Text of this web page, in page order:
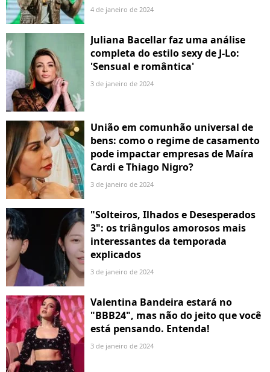
4 de janeiro de 2024
Juliana Bacellar faz uma análise
completa do estilo sexy de J-Lo:
'Sensual e romântica'
3 de janeiro de 2024
União em comunhão universal de
bens: como o regime de casamento
pode impactar empresas de Maíra
Cardi e Thiago Nigro?
3 de janeiro de 2024
"Solteiros, Ilhados e Desesperados
3": os triângulos amorosos mais
interessantes da temporada
explicados
3 de janeiro de 2024
Valentina Bandeira estará no
"BBB24", mas não do jeito que você
está pensando. Entenda!
3 de janeiro de 2024